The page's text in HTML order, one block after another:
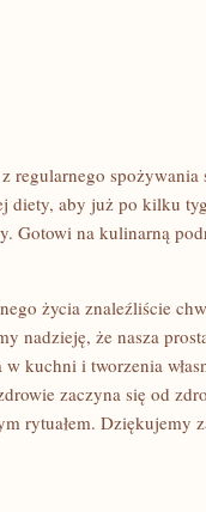
regularnego
diety, aby już po‍ kilku
Gotowi na kulinarną
życia znaleźliście
​nadzieję, że nasza
w⁢ kuchni i tworzenia⁢
zaczyna ‍się‌ od
rytuałem. Dziękujemy